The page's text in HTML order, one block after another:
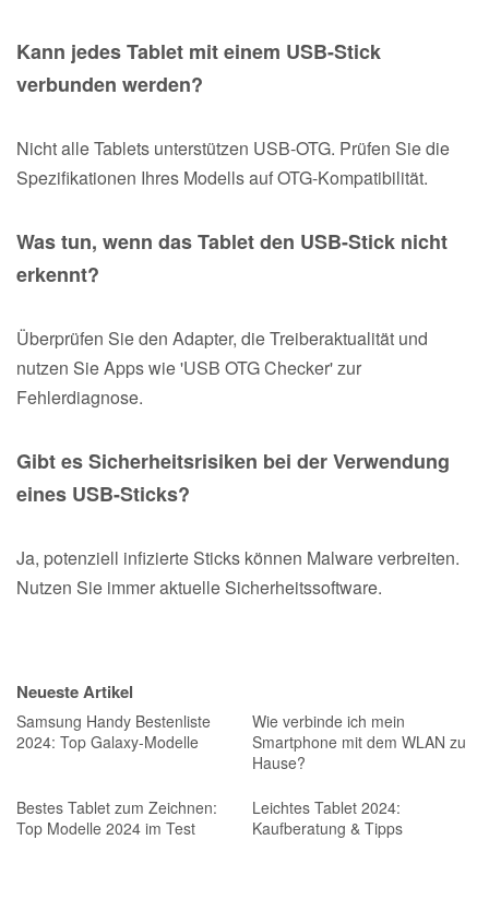
Kann jedes Tablet mit einem USB-Stick
verbunden werden?
Nicht alle Tablets unterstützen USB-OTG. Prüfen Sie die
Spezifikationen Ihres Modells auf OTG-Kompatibilität.
Was tun, wenn das Tablet den USB-Stick nicht
erkennt?
Überprüfen Sie den Adapter, die Treiberaktualität und
nutzen Sie Apps wie 'USB OTG Checker' zur
Fehlerdiagnose.
Gibt es Sicherheitsrisiken bei der Verwendung
eines USB-Sticks?
Ja, potenziell infizierte Sticks können Malware verbreiten.
Nutzen Sie immer aktuelle Sicherheitssoftware.
Neueste Artikel
Samsung Handy Bestenliste
2024: Top Galaxy-Modelle
Wie verbinde ich mein
Smartphone mit dem WLAN zu
Hause?
Bestes Tablet zum Zeichnen:
Top Modelle 2024 im Test
Leichtes Tablet 2024:
Kaufberatung & Tipps